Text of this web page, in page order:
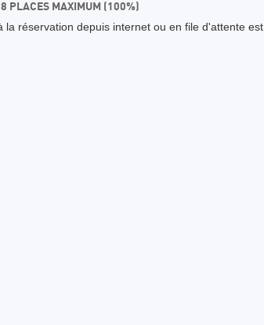
PLACES MAXIMUM (100%)
la réservation depuis internet ou en file d'attente est